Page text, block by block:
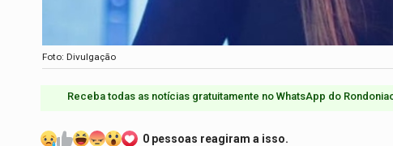
Foto: Divulgação
Receba todas as notícias gratuitamente no WhatsApp do
0 pessoas reagiram a isso.